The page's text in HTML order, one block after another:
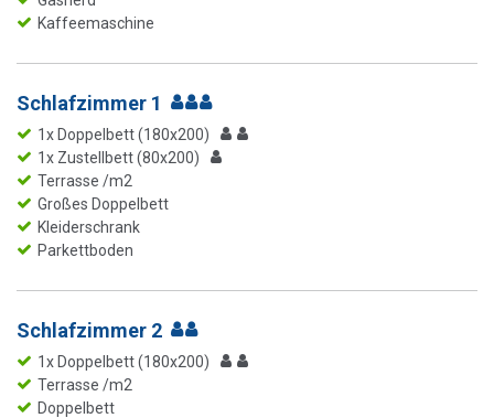
Kaffeemaschine
Schlafzimmer 1
1x Doppelbett (180x200)
1x Zustellbett (80x200)
Terrasse /m2
Großes Doppelbett
Kleiderschrank
Parkettboden
Schlafzimmer 2
1x Doppelbett (180x200)
Terrasse /m2
Doppelbett